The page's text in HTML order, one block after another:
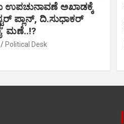
ಅಖಾಡಕ್ಕೆ
ಪ್ಲಾನ್, ದಿ.ಸುಧಾಕರ್
ಮಣೆ..!?
Political Desk